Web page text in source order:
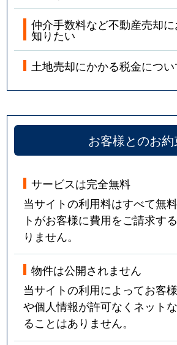
仲介手数料など不動産売却
知りたい
土地売却にかかる税金につ
お客様とのお約
サービスは完全無料
当サイトの利用料はすべて無
トがお客様に費用をご請求す
りません。
物件は公開されません
当サイトの利用によってお客
や個人情報が許可なくネット
ることはありません。